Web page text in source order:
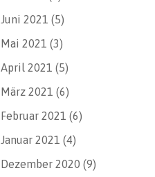
Juni 2021 (5)
Mai 2021 (3)
April 2021 (5)
März 2021 (6)
Februar 2021 (6)
Januar 2021 (4)
Dezember 2020 (9)